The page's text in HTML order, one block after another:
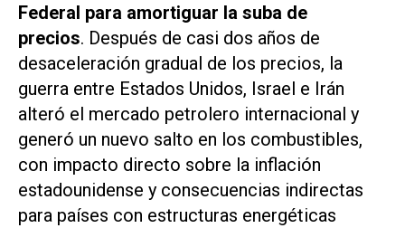
Federal para amortiguar la suba de
precios. Después de casi dos años de
desaceleración gradual de los precios, la
guerra entre Estados Unidos, Israel e Irán
alteró el mercado petrolero internacional y
generó un nuevo salto en los combustibles,
con impacto directo sobre la inflación
estadounidense y consecuencias indirectas
para países con estructuras energéticas